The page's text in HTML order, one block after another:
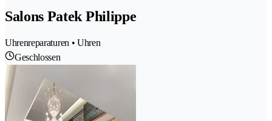
Salons Patek Philippe
Uhrenreparaturen • Uhren
Geschlossen